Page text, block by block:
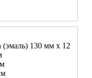
130 мм х 12